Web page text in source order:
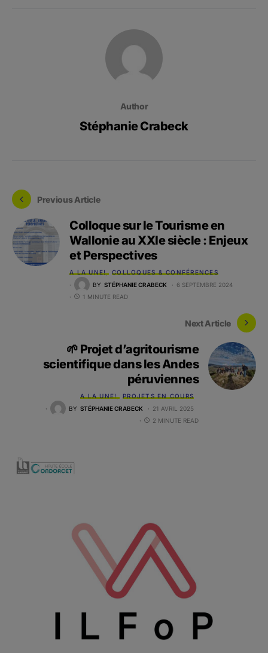
Author
Stéphanie Crabeck
Previous Article
Colloque sur le Tourisme en
Wallonie au XXIe siècle : Enjeux
et Perspectives
A LA UNE!
COLLOQUES & CONFÉRENCES
BY STÉPHANIE CRABECK
6 SEPTEMBRE 2024
1 MINUTE READ
Next Article
🌱 Projet d’agritourisme
scientifique dans les Andes
péruviennes
A LA UNE!
PROJETS EN COURS
BY STÉPHANIE CRABECK
21 AVRIL 2025
2 MINUTE READ